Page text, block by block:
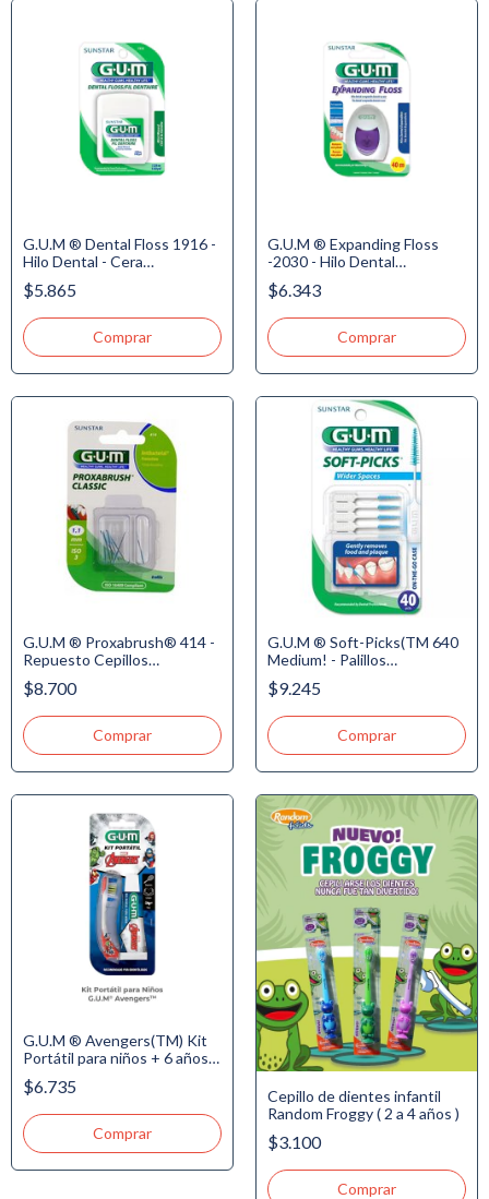
G.U.M ® Dental Floss 1916 -
Hilo Dental - Cera
Mentolada, 129m
$5.865
G.U.M ® Expanding Floss
-2030 - Hilo Dental
Expandible - Encerado, 40m.
$6.343
G.U.M ® Proxabrush® 414 -
Repuesto Cepillos
Interdentales - 2 - Fino
Cónico - 1.1mm x 8u.
$8.700
G.U.M ® Soft-Picks(TM 640
Medium! - Palillos
Interdentales con punta de
hule suave, estuche x 40u.
$9.245
G.U.M ® Avengers(TM) Kit
Portátil para niños + 6 años -
Incluye Cepillo + Pasta
Dental 20gr. +6 años
$6.735
Cepillo de dientes infantil
Random Froggy ( 2 a 4 años )
$3.100